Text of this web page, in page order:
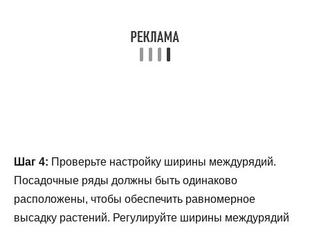
Шаг 4: Проверьте настройку ширины междурядий.
Посадочные ряды должны быть одинаково
расположены, чтобы обеспечить равномерное
высадку растений. Регулируйте ширины междурядий